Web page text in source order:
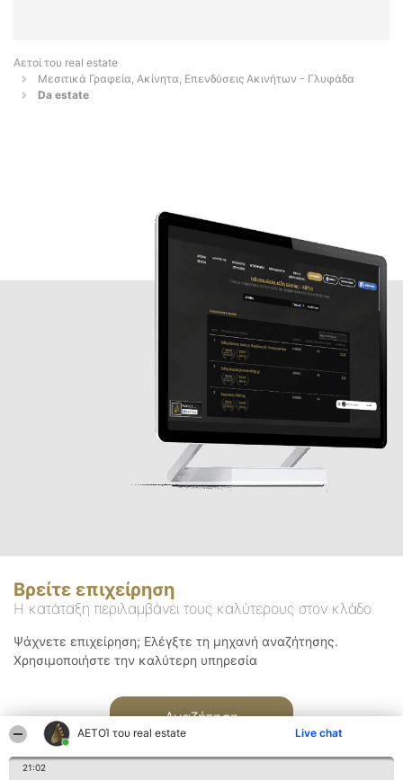
ΑΕΤΟΊ του real estate Live chat
21:02
Αετοί του real estate
Μεσιτικά Γραφεία, Ακίνητα, Επενδύσεις Ακινήτων - Γλυφάδα
Da estate
Βρείτε επιχείρηση
Η κατάταξη περιλαμβάνει τους καλύτερους στον κλάδο
Ψάχνετε επιχείρηση; Ελέγξτε τη μηχανή αναζήτησης.
Χρησιμοποιήστε την καλύτερη υπηρεσία
Αναζήτηση